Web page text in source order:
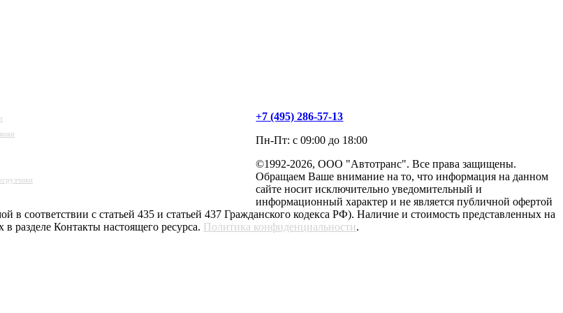
+7 (495) 286-57-13
Пн-Пт: с 09:00 до 18:00
©1992-2026, ООО "Автотранс". Все права защищены.
Обращаем Ваше внимание на то, что информация на данном
сайте носит исключительно уведомительный и
информационный характер и не является публичной офертой
в соответствии с статьей 435 и статьей 437 Гражданского кодекса РФ). Наличие и стоимость представленных на
разделе Контакты настоящего ресурса. Политика конфиденциальности.